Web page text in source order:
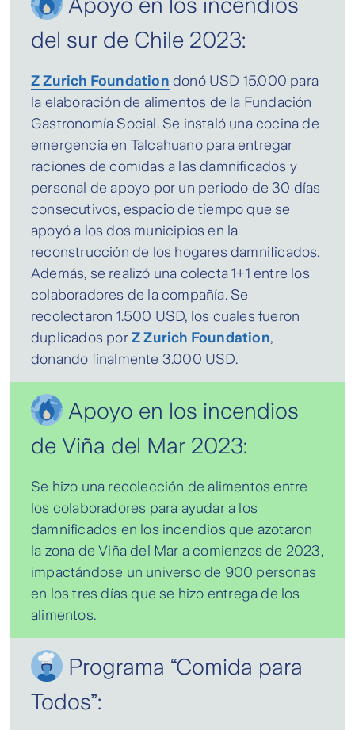
Apoyo en los incendios
del sur de Chile 2023:
Z Zurich Foundation donó USD 15.000 para
la elaboración de alimentos de la Fundación
Gastronomía Social. Se instaló una cocina de
emergencia en Talcahuano para entregar
raciones de comidas a las damnificados y
personal de apoyo por un periodo de 30 días
consecutivos, espacio de tiempo que se
apoyó a los dos municipios en la
reconstrucción de los hogares damnificados.
Además, se realizó una colecta 1+1 entre los
colaboradores de la compañía. Se
recolectaron 1.500 USD, los cuales fueron
duplicados por Z Zurich Foundation,
donando finalmente 3.000 USD.
Apoyo en los incendios
de Viña del Mar 2023:
Se hizo una recolección de alimentos entre
los colaboradores para ayudar a los
damnificados en los incendios que azotaron
la zona de Viña del Mar a comienzos de 2023,
impactándose un universo de 900 personas
en los tres días que se hizo entrega de los
alimentos.
Programa “Comida para
Todos”: